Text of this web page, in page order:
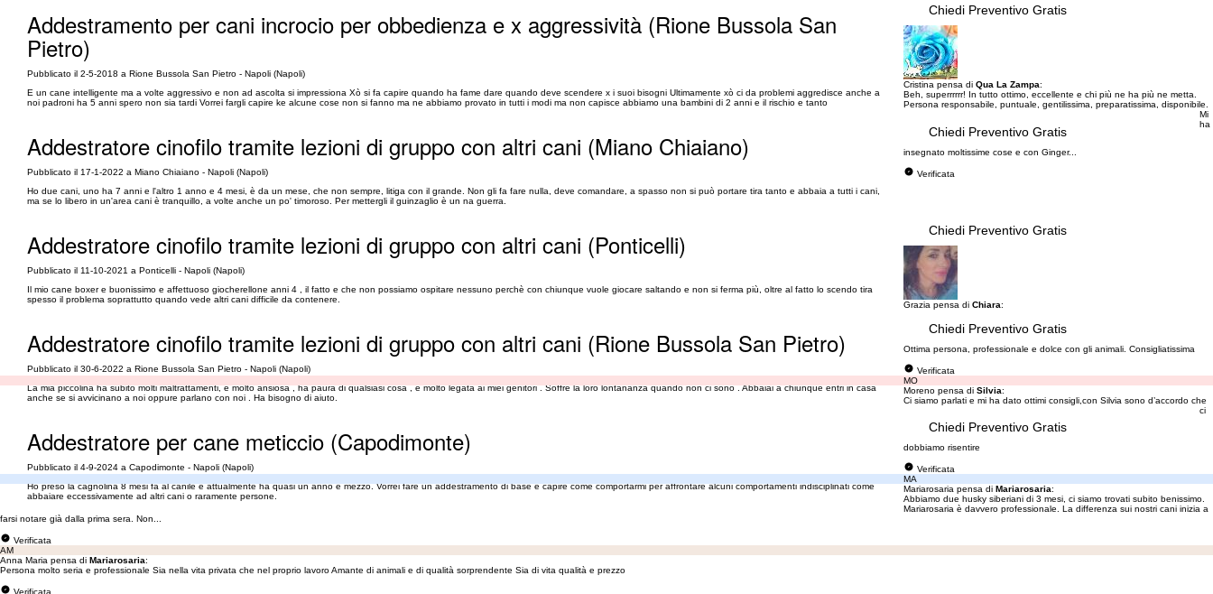
Addestramento per cani incrocio per obbedienza e x aggressività (Rione Bussola San
Pietro)
Pubblicato il 2-5-2018 a Rione Bussola San Pietro - Napoli (Napoli)
E un cane intelligente ma a volte aggressivo e non ad ascolta si impressiona Xò si fa capire quando ha fame dare quando deve scendere x i suoi bisogni Ultimamente xò ci da problemi aggredisce anche a
noi padroni ha 5 anni spero non sia tardi Vorrei fargli capire ke alcune cose non si fanno ma ne abbiamo provato in tutti i modi ma non capisce abbiamo una bambini di 2 anni e il rischio e tanto
Chiedi Preventivo Gratis
Addestratore cinofilo tramite lezioni di gruppo con altri cani (Miano Chiaiano)
Pubblicato il 17-1-2022 a Miano Chiaiano - Napoli (Napoli)
Ho due cani, uno ha 7 anni e l'altro 1 anno e 4 mesi, è da un mese, che non sempre, litiga con il grande. Non gli fa fare nulla, deve comandare, a spasso non si può portare tira tanto e abbaia a tutti i cani,
ma se lo libero in un'area cani è tranquillo, a volte anche un po' timoroso. Per mettergli il guinzaglio è un na guerra.
Chiedi Preventivo Gratis
Addestratore cinofilo tramite lezioni di gruppo con altri cani (Ponticelli)
Pubblicato il 11-10-2021 a Ponticelli - Napoli (Napoli)
Il mio cane boxer e buonissimo e affettuoso giocherellone anni 4 , il fatto e che non possiamo ospitare nessuno perchè con chiunque vuole giocare saltando e non si ferma più, oltre al fatto lo scendo tira
spesso il problema soprattutto quando vede altri cani difficile da contenere.
Chiedi Preventivo Gratis
Addestratore cinofilo tramite lezioni di gruppo con altri cani (Rione Bussola San Pietro)
Pubblicato il 30-6-2022 a Rione Bussola San Pietro - Napoli (Napoli)
La mia piccolina ha subito molti maltrattamenti, è molto ansiosa , ha paura di qualsiasi cosa , è molto legata ai miei genitori . Soffre la loro lontananza quando non ci sono . Abbaiai a chiunque entri in casa
anche se si avvicinano a noi oppure parlano con noi . Ha bisogno di aiuto.
Chiedi Preventivo Gratis
Addestratore per cane meticcio (Capodimonte)
Pubblicato il 4-9-2024 a Capodimonte - Napoli (Napoli)
Ho preso la cagnolina 8 mesi fa al canile e attualmente ha quasi un anno e mezzo. Vorrei fare un addestramento di base e capire come comportarmi per affrontare alcuni comportamenti indisciplinati come
abbaiare eccessivamente ad altri cani o raramente persone.
Chiedi Preventivo Gratis
Cristina pensa di Qua La Zampa:
Beh, superrrrrr! In tutto ottimo, eccellente e chi più ne ha più ne metta.
Persona responsabile, puntuale, gentilissima, preparatissima, disponibile.
Mi
ha
insegnato moltissime cose e con Ginger...
Verificata
Grazia pensa di Chiara:
Ottima persona, professionale e dolce con gli animali. Consigliatissima
Verificata
MO
Moreno pensa di Silvia:
Ci siamo parlati e mi ha dato ottimi consigli,con Silvia sono d’accordo che
ci
dobbiamo risentire
Verificata
MA
Mariarosaria pensa di Mariarosaria:
Abbiamo due husky siberiani di 3 mesi, ci siamo trovati subito benissimo.
Mariarosaria è davvero professionale. La differenza sui nostri cani inizia a
farsi notare già dalla prima sera. Non...
Verificata
AM
Anna Maria pensa di Mariarosaria:
Persona molto seria e professionale Sia nella vita privata che nel proprio lavoro Amante di animali e di qualità sorprendente Sia di vita qualità e prezzo
Verificata